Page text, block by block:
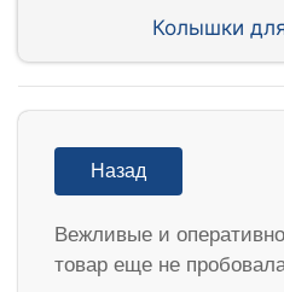
Колышки
Назад
Вежливые и
товар еще не